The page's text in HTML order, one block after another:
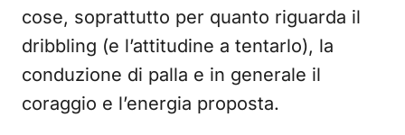
cose, soprattutto per quanto riguarda il
dribbling (e l’attitudine a tentarlo), la
conduzione di palla e in generale il
coraggio e l’energia proposta.